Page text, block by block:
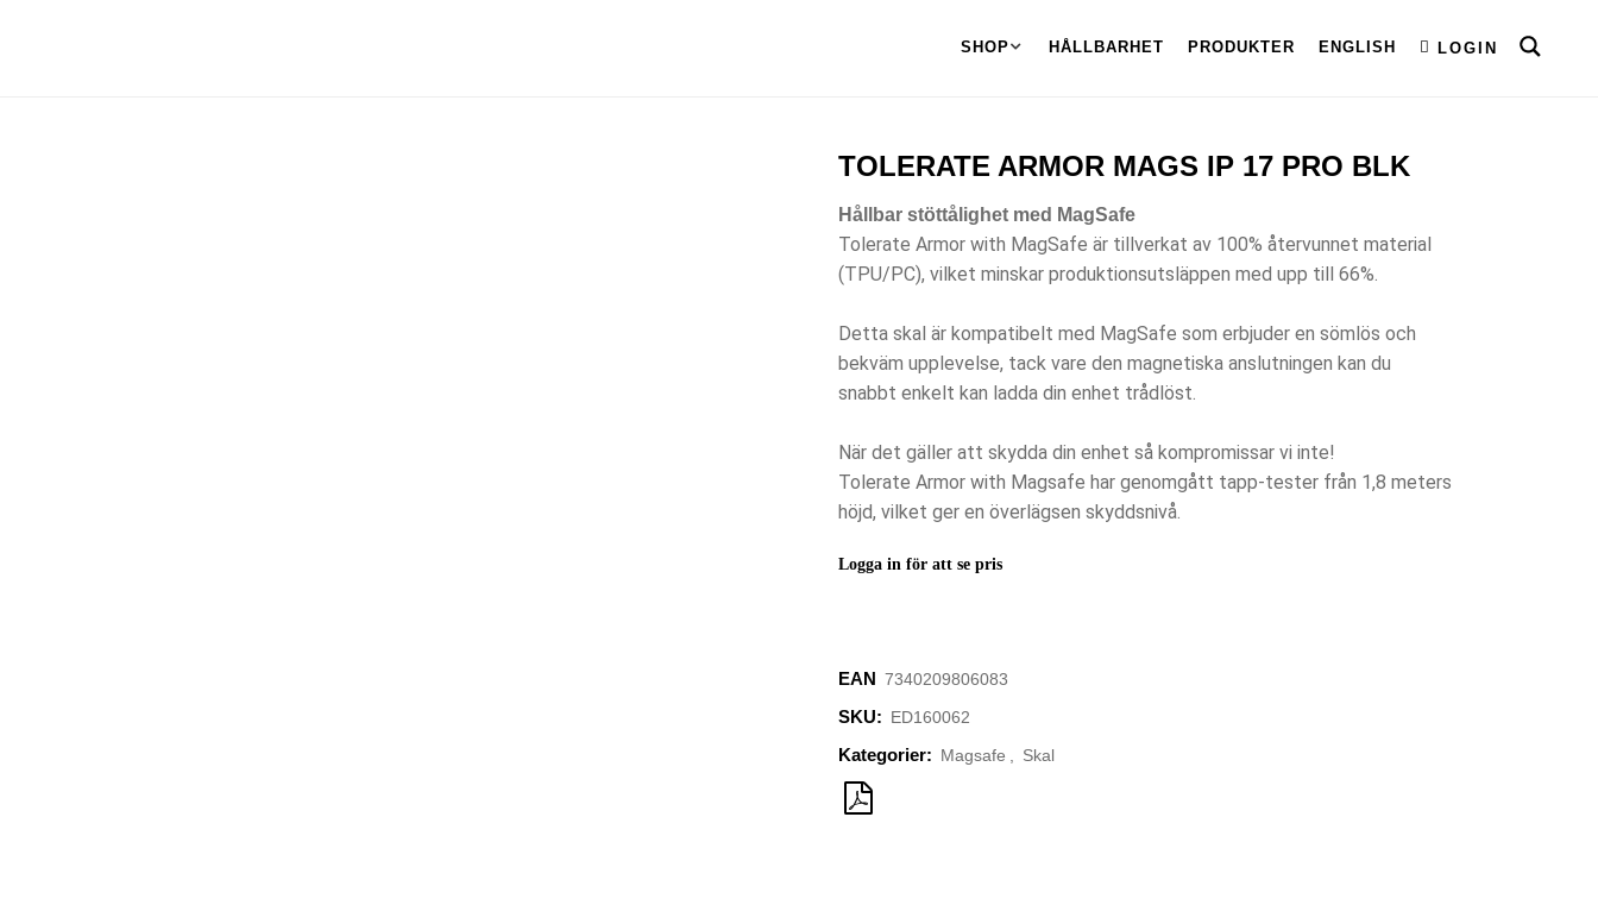
LOGIN
SHOP HÅLLBARHET PRODUKTER ENGLISH
TOLERATE ARMOR MAGS IP 17 PRO BLK
Hållbar stöttålighet med MagSafe
Tolerate Armor with MagSafe är tillverkat av 100% återvunnet material
(TPU/PC), vilket minskar produktionsutsläppen med upp till 66%.
Detta skal är kompatibelt med MagSafe som erbjuder en sömlös och
bekväm upplevelse, tack vare den magnetiska anslutningen kan du
snabbt enkelt kan ladda din enhet trådlöst.
När det gäller att skydda din enhet så kompromissar vi inte!
Tolerate Armor with Magsafe har genomgått tapp-tester från 1,8 meters
höjd, vilket ger en överlägsen skyddsnivå.
Logga in för att se pris
EAN ‌7340209806083
SKU: ED160062
Kategorier: Magsafe Skal